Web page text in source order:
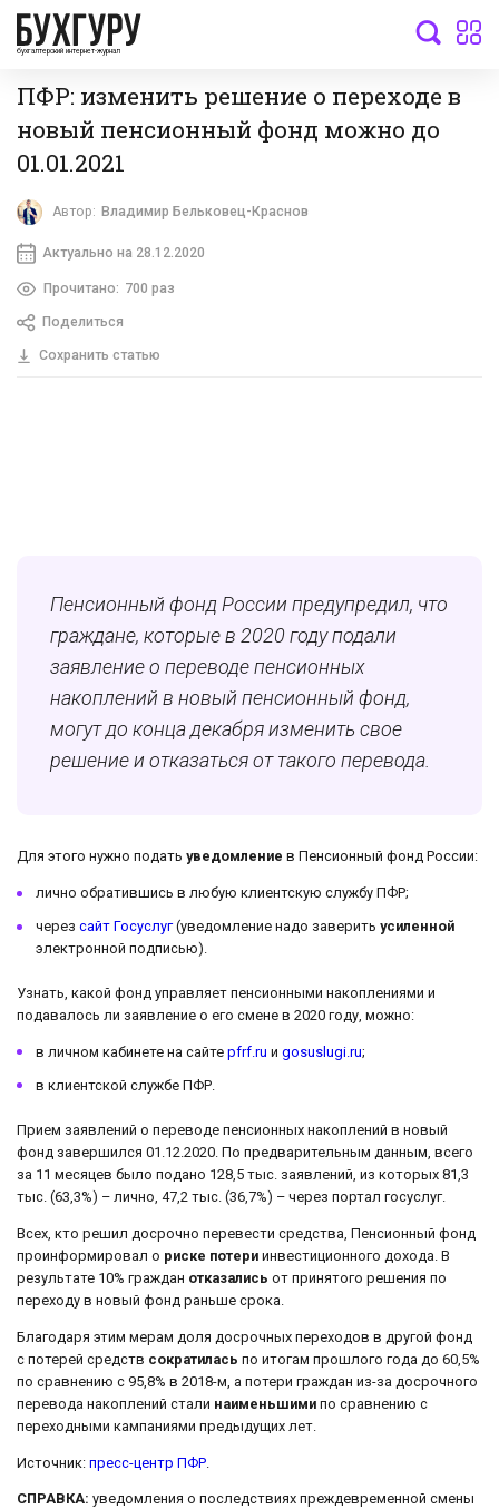
бухгалтерский интернет-журнал
ПФР: изменить решение о переходе в
новый пенсионный фонд можно до
01.01.2021
Автор: Владимир Бельковец-Краснов
Актуально на 28.12.2020
Прочитано: 700 раз
Поделиться
Сохранить статью
Пенсионный фонд России предупредил, что
граждане, которые в 2020 году подали
заявление о переводе пенсионных
накоплений в новый пенсионный фонд,
могут до конца декабря изменить свое
решение и отказаться от такого перевода.
Для этого нужно подать уведомление в Пенсионный фонд России:
лично обратившись в любую клиентскую службу ПФР;
через сайт Госуслуг(уведомление надо заверить усиленной
электронной подписью).
Узнать, какой фонд управляет пенсионными накоплениями и
подавалось ли заявление о его смене в 2020 году, можно:
в личном кабинете на сайте pfrf.ru и gosuslugi.ru;
в клиентской службе ПФР.
Прием заявлений о переводе пенсионных накоплений в новый
фонд завершился 01.12.2020. По предварительным данным, всего
за 11 месяцев было подано 128,5 тыс. заявлений, из которых 81,3
тыс. (63,3%) – лично, 47,2 тыс. (36,7%) – через портал госуслуг.
Всех, кто решил досрочно перевести средства, Пенсионный фонд
проинформировал о риске потери инвестиционного дохода. В
результате 10% граждан отказались от принятого решения по
переходу в новый фонд раньше срока.
Благодаря этим мерам доля досрочных переходов в другой фонд
с потерей средств сократилась по итогам прошлого года до 60,5%
по сравнению с 95,8% в 2018-м, а потери граждан из-за досрочного
перевода накоплений стали наименьшими по сравнению с
переходными кампаниями предыдущих лет.
Источник: пресс-центр ПФР
СПРАВКА: уведомления о последствиях преждевременной смены